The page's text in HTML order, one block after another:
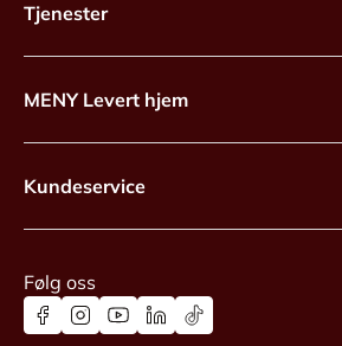
Tjenester
MENY Levert hjem
Kundeservice
Følg oss